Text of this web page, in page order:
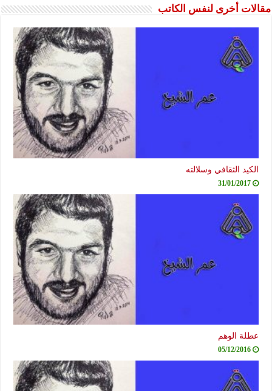
مقالات أخرى لنفس الكاتب
الكيد الثقافي وسلالته
31/01/2017
عطلة الوهم
05/12/2016